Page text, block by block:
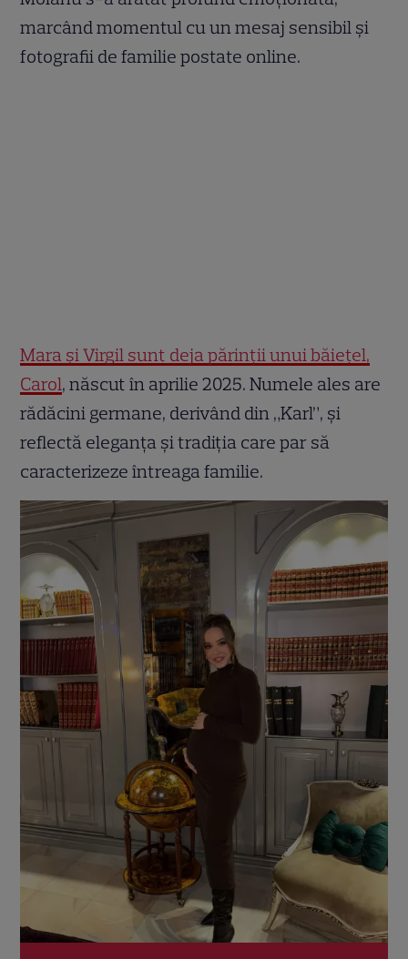
marcând momentul cu un mesaj sensibil și
fotografii de familie postate online.
Mara și Virgil sunt deja părinții unui băiețel,
Carol, născut în aprilie 2025. Numele ales are
rădăcini germane, derivând din „Karl”, și
reflectă eleganța și tradiția care par să
caracterizeze întreaga familie.